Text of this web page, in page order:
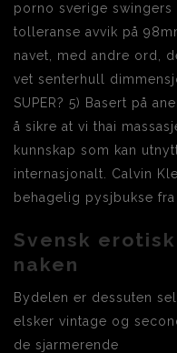
porno sverige
tolleranse avvik på
navet, med andre ord,
vet senterhull
SUPER? 5) Basert på
å sikre at vi thai
kunnskap som kan
internasjonalt. Calvin
behagelig pysjbukse
Svensk
naken
Bydelen er dessuten
elsker vintage og
de sjarmerende